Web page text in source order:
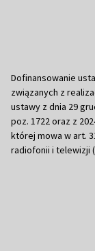
Dofinansowanie
związanych z
ustawy z dnia 29
poz. 1722 oraz z
której mowa w art.
radiofonii i telewizji